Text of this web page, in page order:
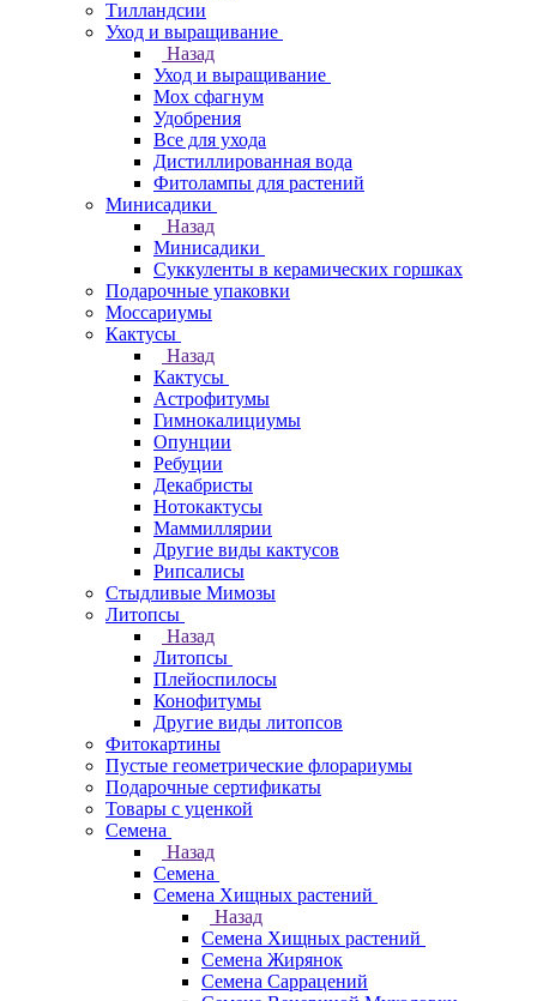
Тилландсии
Уход и выращивание
Назад
Уход и выращивание
Мох сфагнум
Удобрения
Все для ухода
Дистиллированная вода
Фитолампы для растений
Минисадики
Назад
Минисадики
Суккуленты в керамических горшках
Подарочные упаковки
Моссариумы
Кактусы
Назад
Кактусы
Астрофитумы
Гимнокалициумы
Опунции
Ребуции
Декабристы
Нотокактусы
Маммиллярии
Другие виды кактусов
Рипсалисы
Стыдливые Мимозы
Литопсы
Назад
Литопсы
Плейоспилосы
Конофитумы
Другие виды литопсов
Фитокартины
Пустые геометрические флорариумы
Подарочные сертификаты
Товары с уценкой
Семена
Назад
Семена
Семена Хищных растений
Назад
Семена Хищных растений
Семена Жирянок
Семена Саррацений